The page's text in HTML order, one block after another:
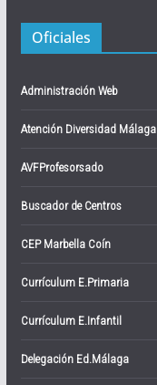
Oficiales
Administración Web
Atención Diversidad Málaga
AVFProfesorsado
Buscador de Centros
CEP Marbella Coín
Currículum E.Primaria
Currículum E.Infantil
Delegación Ed.Málaga